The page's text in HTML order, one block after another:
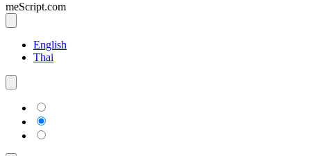
meScript.com
English
Thai